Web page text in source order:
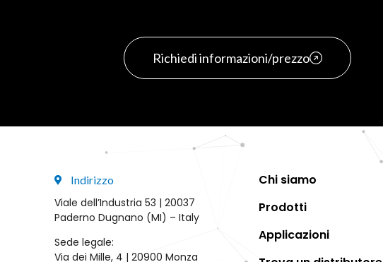
Richiedi informazioni/prezzo
Indirizzo
Viale dell’Industria 53 | 20037
Paderno Dugnano (MI) – Italy
Sede legale:
Via dei Mille, 4 | 20900 Monza
Chi siamo
Prodotti
Applicazioni